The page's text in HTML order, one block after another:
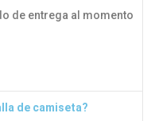
de entrega al momento
de camiseta?